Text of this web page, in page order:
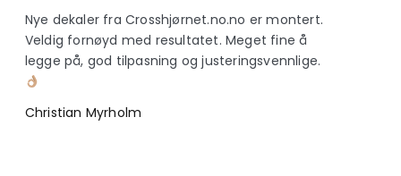
Nye dekaler fra Crosshjørnet.no.no er montert.
Veldig fornøyd med resultatet. Meget fine å
legge på, god tilpasning og justeringsvennlige.
Christian Myrholm